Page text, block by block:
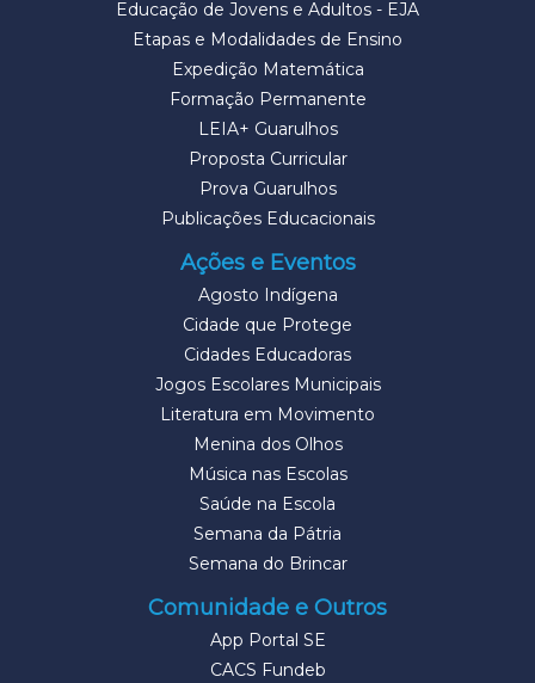
Educação de Jovens e Adultos - EJA
Etapas e Modalidades de Ensino
Expedição Matemática
Formação Permanente
LEIA+ Guarulhos
Proposta Curricular
Prova Guarulhos
Publicações Educacionais
Ações e Eventos
Agosto Indígena
Cidade que Protege
Cidades Educadoras
Jogos Escolares Municipais
Literatura em Movimento
Menina dos Olhos
Música nas Escolas
Saúde na Escola
Semana da Pátria
Semana do Brincar
Comunidade e Outros
App Portal SE
CACS Fundeb